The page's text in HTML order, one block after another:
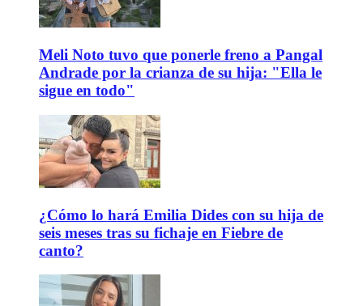
Meli Noto tuvo que ponerle freno a Pangal
Andrade por la crianza de su hija: "Ella le
sigue en todo"
¿Cómo lo hará Emilia Dides con su hija de
seis meses tras su fichaje en Fiebre de
canto?